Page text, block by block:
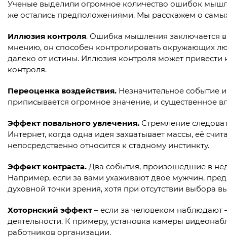
Ученые выделили огромное количество ошибок
же остались предположениями. Мы расскажем о
Иллюзия контроля. Ошибка мышления заключается в
мнению, он способен контролировать окружающих
далеко от истины. Иллюзия контроля может
контроля.
Переоценка воздействия. Незначительное событие
приписывается огромное значение, и существенное
Эффект повального увлечения. Стремление
Интернет, когда одна идея захватывает массы, её
непосредственно относится к стадному инстинкту.
Эффект контраста. Два события, произошедшие в
Например, если за вами ухаживают двое мужчин,
духовной точки зрения, хотя при отсутствии выбора
Хоторнский эффект – если за человеком наблюдают
деятельности. К примеру, установка камеры
работников организации.